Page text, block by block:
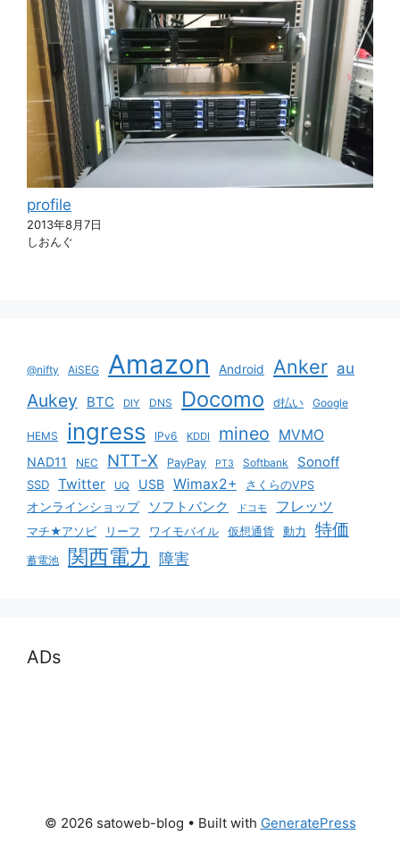
profile
2013年8月7日
しおんぐ
@nifty AiSEG Amazon Android Anker au
Aukey BTC DIY DNS Docomo d払い Google
HEMS ingress IPv6 KDDI mineo MVMO
NAD11 NEC NTT-X PayPay PT3 Softbank Sonoff
SSD Twitter UQ USB Wimax2+ さくらのVPS
オンラインショップ ソフトバンク ドコモ フレッツ
マチ★アソビ リーフ ワイモバイル 仮想通貨 動力 特価
蓄電池 関西電力 障害
ADs
© 2026 satoweb-blog • Built with GeneratePress